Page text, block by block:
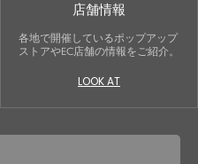
店舗情報
各地で開催しているポップアップ
ストアやEC店舗の情報をご紹介。
LOOK AT